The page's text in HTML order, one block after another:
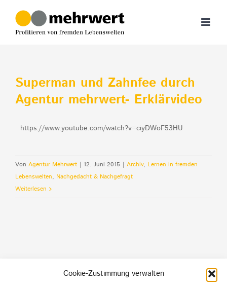
Cookie-Zustimmung verwalten
Inhalt
springen
Superman und Zahnfee durch
Agentur mehrwert- Erklärvideo
https://www.youtube.com/watch?v=ciyDWoF53HU
Von Agentur Mehrwert | 12. Juni 2015 | Archiv, Lernen in fremden
Lebenswelten, Nachgedacht & Nachgefragt
Weiterlesen